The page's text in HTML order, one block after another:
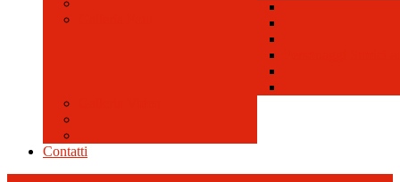
Contatti